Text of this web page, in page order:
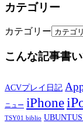
カテゴリー
カテゴリー
こんな記事書
ACVプレイ日記
ニュー iPhone
TSY01 biblio